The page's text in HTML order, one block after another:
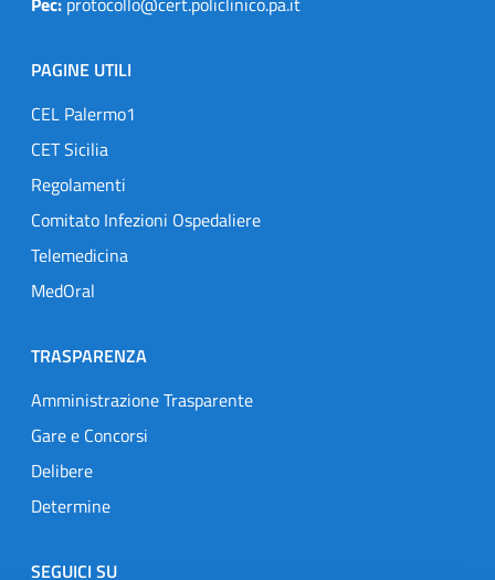
PAGINE UTILI
CEL Palermo1
CET Sicilia
Regolamenti
Comitato Infezioni Ospedaliere
Telemedicina
MedOral
TRASPARENZA
Amministrazione Trasparente
Gare e Concorsi
Delibere
Determine
SEGUICI SU